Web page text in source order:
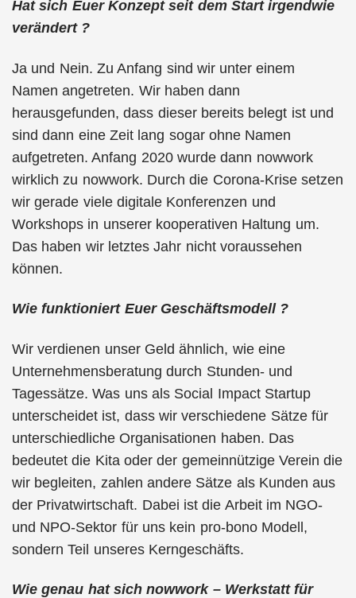
Hat sich Euer Konzept seit dem Start irgendwie
verändert ?
Ja und Nein. Zu Anfang sind wir unter einem
Namen angetreten. Wir haben dann
herausgefunden, dass dieser bereits belegt ist und
sind dann eine Zeit lang sogar ohne Namen
aufgetreten. Anfang 2020 wurde dann nowwork
wirklich zu nowwork. Durch die Corona-Krise setzen
wir gerade viele digitale Konferenzen und
Workshops in unserer kooperativen Haltung um.
Das haben wir letztes Jahr nicht voraussehen
können.
Wie funktioniert Euer Geschäftsmodell ?
Wir verdienen unser Geld ähnlich, wie eine
Unternehmensberatung durch Stunden- und
Tagessätze. Was uns als Social Impact Startup
unterscheidet ist, dass wir verschiedene Sätze für
unterschiedliche Organisationen haben. Das
bedeutet die Kita oder der gemeinnützige Verein die
wir begleiten, zahlen andere Sätze als Kunden aus
der Privatwirtschaft. Dabei ist die Arbeit im NGO-
und NPO-Sektor für uns kein pro-bono Modell,
sondern Teil unseres Kerngeschäfts.
Wie genau hat sich nowwork – Werkstatt für